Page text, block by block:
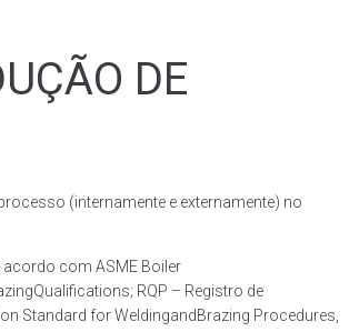
DE
(internamente e externamente) no
com ASME Boiler
RQP – Registro de
Standard for WeldingandBrazing Procedures,